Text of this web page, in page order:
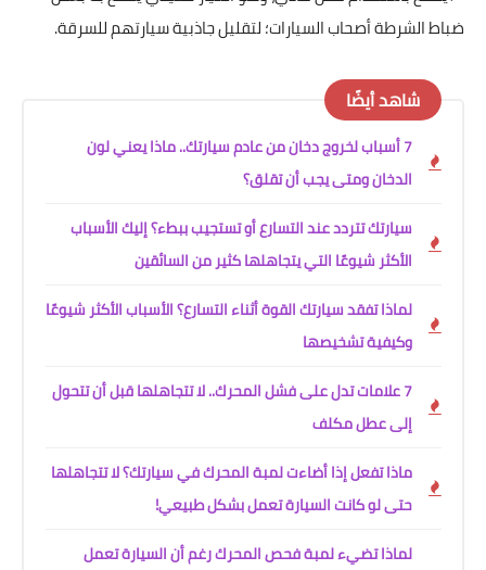
ضباط الشرطة أصحاب السيارات؛ لتقليل جاذبية سيارتهم للسرقة.
شاهد أيضًا
7 أسباب لخروج دخان من عادم سيارتك.. ماذا يعني لون
الدخان ومتى يجب أن تقلق؟
سيارتك تتردد عند التسارع أو تستجيب ببطء؟ إليك الأسباب
الأكثر شيوعًا التي يتجاهلها كثير من السائقين
لماذا تفقد سيارتك القوة أثناء التسارع؟ الأسباب الأكثر شيوعًا
وكيفية تشخيصها
7 علامات تدل على فشل المحرك.. لا تتجاهلها قبل أن تتحول
إلى عطل مكلف
ماذا تفعل إذا أضاءت لمبة المحرك في سيارتك؟ لا تتجاهلها
حتى لو كانت السيارة تعمل بشكل طبيعي!
لماذا تضيء لمبة فحص المحرك رغم أن السيارة تعمل